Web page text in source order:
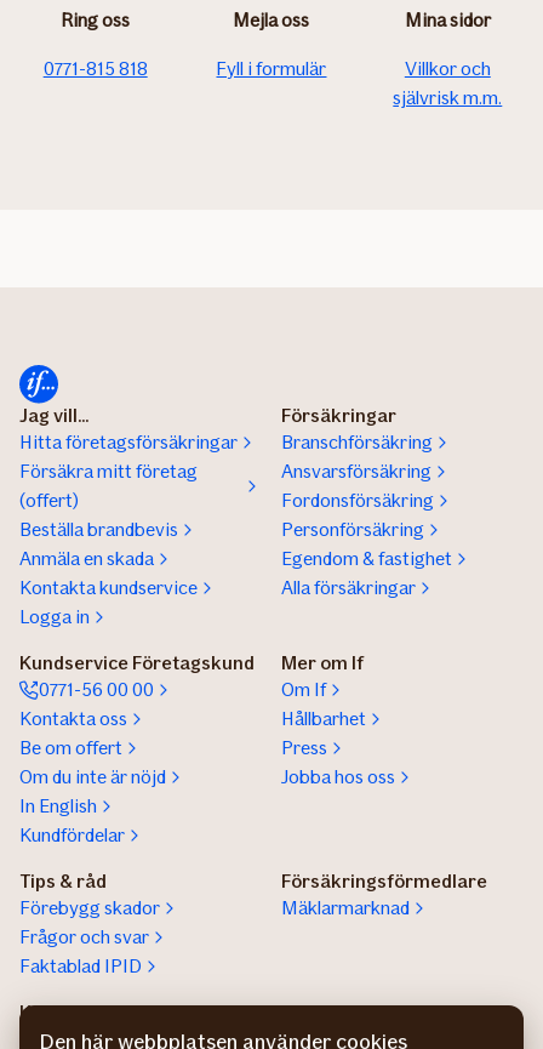
Ring oss
0771-815 818
Mejla oss
Fyll i formulär
Mina sidor
Villkor och
självrisk m.m.
Jag vill...
Hitta företagsförsäkringar
Försäkra mitt företag
(offert)
Beställa brandbevis
Anmäla en skada
Kontakta kundservice
Logga in
Försäkringar
Branschförsäkring
Ansvarsförsäkring
Fordonsförsäkring
Personförsäkring
Egendom & fastighet
Alla försäkringar
Kundservice Företagskund
0771-56 00 00
Kontakta oss
Be om offert
Om du inte är nöjd
In English
Kundfördelar
Mer om If
Om If
Hållbarhet
Press
Jobba hos oss
Tips & råd
Förebygg skador
Frågor och svar
Faktablad IPID
Försäkringsförmedlare
Mäklarmarknad
Kundservice privatperson
Kontaktuppgifter
Lokala säljare
Hitta säljare för stora
Den här webbplatsen använder cookies